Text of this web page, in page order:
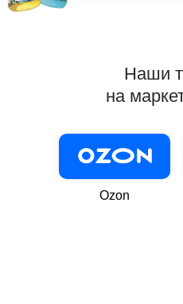
Наши
на
Ozon